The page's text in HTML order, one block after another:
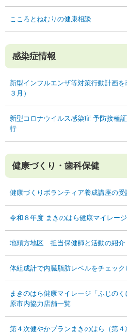
こころとねむりの健康相談
感染症情報
新型インフルエンザ等対策行動計画
３月）
新型コロナウイルス感染症 予防接種
行
健康づくり・歯科保健
健康づくりボランティア養成講座の
令和８年度 まきのはら健康マイレー
地頭方地区 担当保健師と活動の紹介
体組成計で内臓脂肪レベルをチェック
まきのはら健康マイレージ「ふじの
原市内協力店舗一覧
第４次健やかプランまきのはら（第